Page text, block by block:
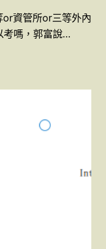
or資管所or三等外內
考嗎，郭富說…